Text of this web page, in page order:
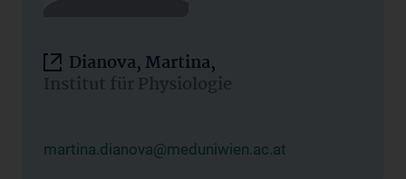
Dianova, Martina,
Institut für Physiologie
martina.dianova@meduniwien.ac.at